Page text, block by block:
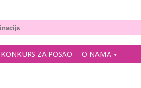
KONKURS ZA POSAO O NAMA